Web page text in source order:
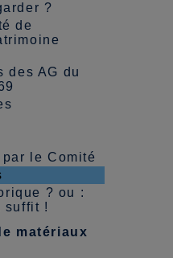
?
de
des AG du
le Comité
? ou :
suffit !
matériaux